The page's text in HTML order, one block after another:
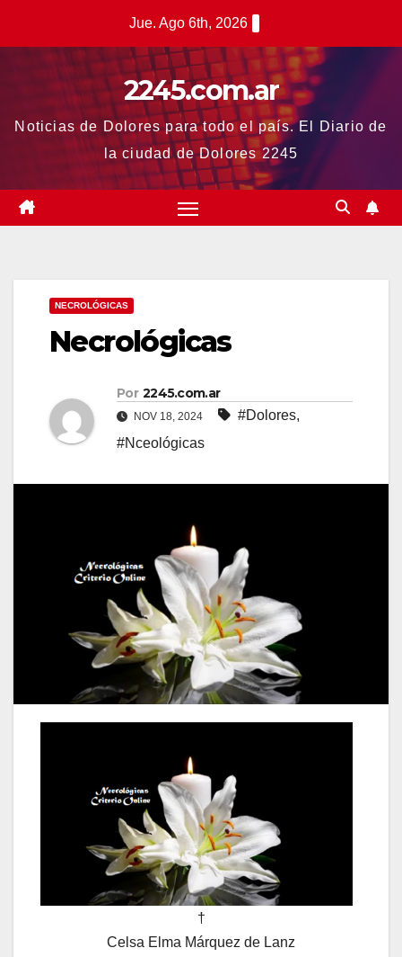
Jue. Ago 6th, 2026
2245.com.ar
Noticias de Dolores para todo el país. El Diario de
la ciudad de Dolores 2245
NECROLÓGICAS
Necrológicas
Por 2245.com.ar
NOV 18, 2024 #Dolores,
#Nceológicas
†
Celsa Elma Márquez de Lanz